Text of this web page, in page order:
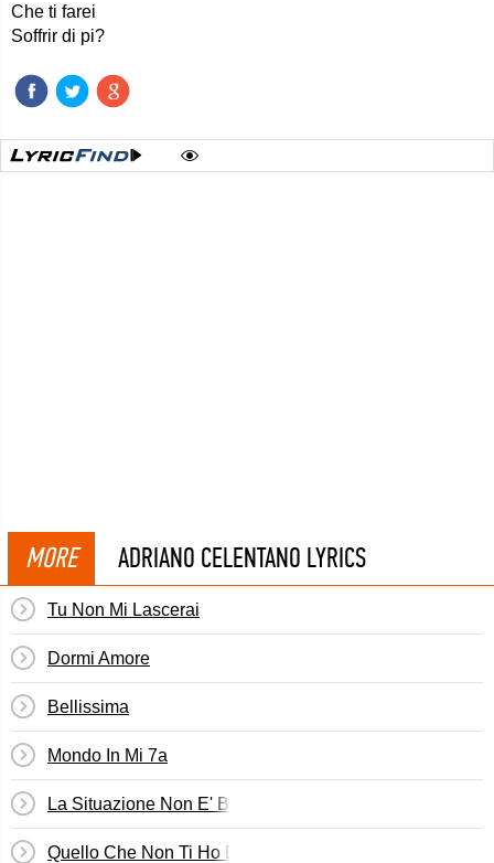
Che ti farei
Soffrir di pi?
MORE ADRIANO CELENTANO LYRICS
Tu Non Mi Lascerai
Dormi Amore
Bellissima
Mondo In Mi 7a
La Situazione Non E' Buona
Quello Che Non Ti Ho Detto Mai